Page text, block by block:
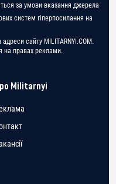
за умови вказання джерела
систем гіперпосилання на
адреси сайту MILITARNYI.COM.
на правах реклами.
Militarnyi